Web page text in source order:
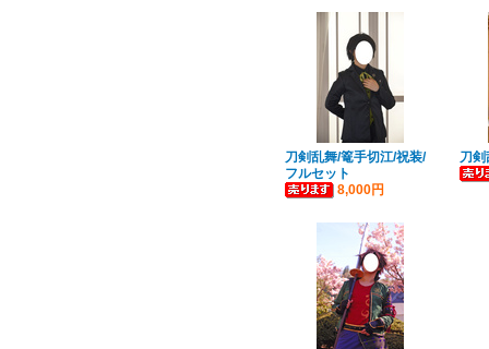
刀剣乱舞/篭手切江/祝装/
フルセット
8,000円
刀